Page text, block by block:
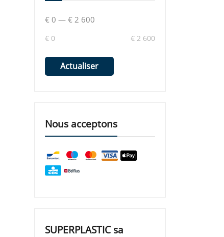
€ 0 — € 2 600
€ 0 € 2 600
Actualiser
Nous acceptons
SUPERPLASTIC sa